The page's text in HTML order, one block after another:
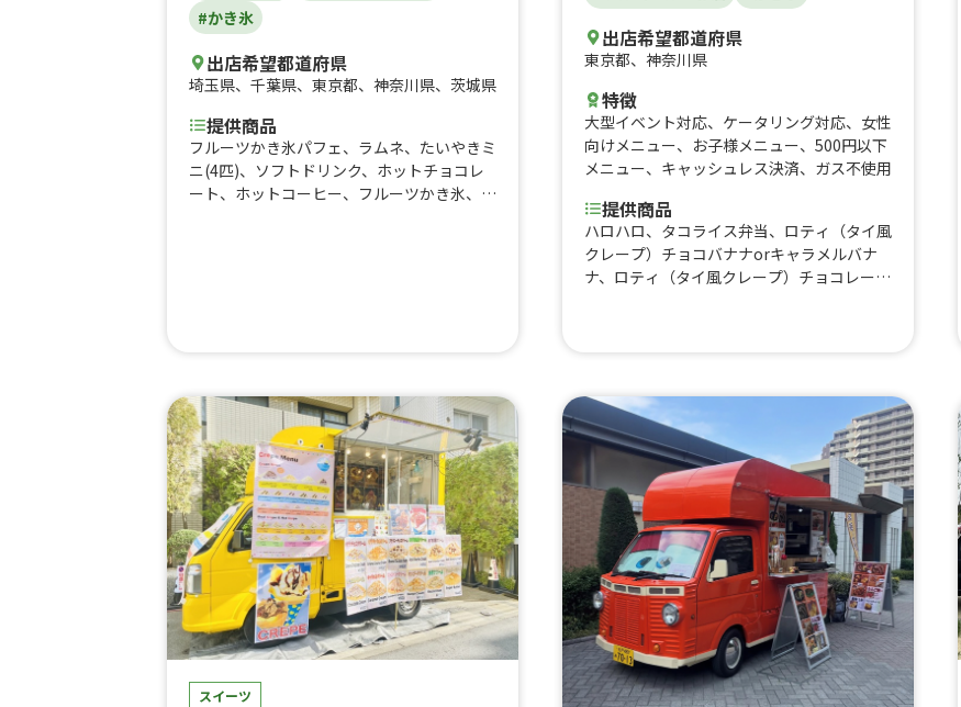
#かき氷
出店希望都道府県
埼玉県、 千葉県、 東京都、 神奈川県、 茨城県
提供商品
フルーツかき氷パフェ、ラムネ、たいやきミ
ニ(4匹)、ソフトドリンク、ホットチョコレ
ート、ホットコーヒー、フルーツかき氷、ホ
出店希望都道府県
東京都、 神奈川県
特徴
大型イベント対応、 ケータリング対応、 女性
向けメニュー、 お子様メニュー、 500円以下
メニュー、 キャッシュレス決済、 ガス不使用
提供商品
ハロハロ、タコライス弁当、ロティ（タイ風
クレープ）チョコバナナorキャラメルバナ
ナ、ロティ（タイ風クレープ）チョコレート
ル、ワッフル チョコレート、タピオカキャ
ラメル、タピオカチョコ、生フルーツジュー
ス、ジンジャエール、いちごレアチーズドリ
ンク、スパムおにぎり、飲むチーズケーキ、
ホットコーヒー、アイスコーヒー、アイスチ
ョコレート、ホットチョコレート、ホットワ
イン、コーンスープ、オリオンビール、ドリ
ロコス、レモネード、レモンスカッシュ、タ
ピオカミルクティー、レモンサワー、ハイボ
ール、フランクフルト、かき氷、タコス、サ
ルサタコライス、温玉タコライス、サワーク
リームタコライス、アボカドタコライス、ト
ルティーヤタコライス、チーズタコライス、
タコライス
スイーツ